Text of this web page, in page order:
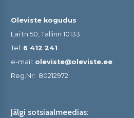
Oleviste kogudus
Lai tn 50, Tallinn 10133
Tel: 6 412 241
e-mail: oleviste@oleviste.ee
Reg.Nr: 80212972
Jälgi sotsiaalmeedias: